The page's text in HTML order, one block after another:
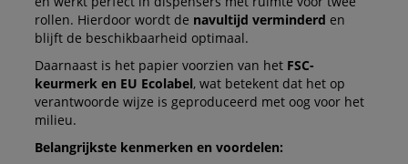
rollen. Hierdoor wordt de navultijd verminderd en
blijft de beschikbaarheid optimaal.
Daarnaast is het papier voorzien van het FSC-
keurmerk en EU Ecolabel, wat betekent dat het op
verantwoorde wijze is geproduceerd met oog voor het
milieu.
Belangrijkste kenmerken en voordelen: